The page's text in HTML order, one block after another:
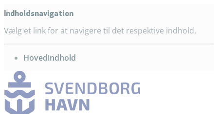
Indholdsnavigation
Vælg et link for at navigere til det respektive indhold.
gå til
Hovedindhold